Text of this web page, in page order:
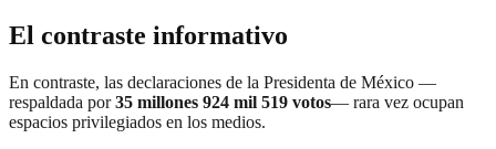
El contraste informativo
En contraste, las declaraciones de la Presidenta de México —
respaldada por35 millones 924 mil 519 votos— rara vez ocupan
espacios privilegiados en los medios.